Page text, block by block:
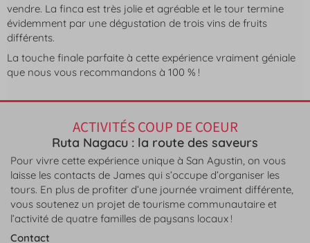
vendre. La finca est très jolie et agréable et le tour termine
évidemment par une dégustation de trois vins de fruits
différents.
La touche finale parfaite à cette expérience vraiment géniale
que nous vous recommandons à 100 % !
ACTIVITÉS COUP DE COEUR
Ruta Nagacu : la route des saveurs
Pour vivre cette expérience unique à San Agustin, on vous
laisse les contacts de James qui s’occupe d’organiser les
tours. En plus de profiter d’une journée vraiment différente,
vous soutenez un projet de tourisme communautaire et
l’activité de quatre familles de paysans locaux !
Contact